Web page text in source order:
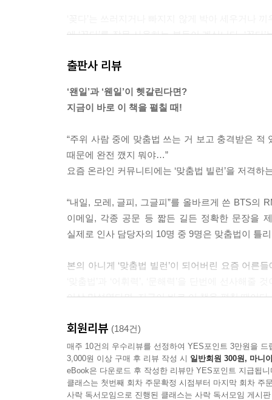
에 ‘꼽다’를 잘못 사용하는 분들이 계십니다. ‘꼽
다.
물건을 로켓처럼 배송해 주는 쇼핑몰이 있습니다
있는 ‘이날’을 뜻합니다. 오늘 밤 맥주 안주 삼으
니만 밤 열두 시가 넘었는데도 깜깜무소식입니다.
건 오늘 보내준다는 말이 아니라 입금이라는 특
---「“당일”(본문 108~2109쪽)」중에서
‘닦다’는 휘몰아서 나무란다는 뜻을 지니고 있답
밝혀 적어야 한다네요.
지금부터 음슴체로 쓰겠음. 인터넷 없이 못 사는
이 있다는 사실을 앎? 조금 전, 두 문장의 마지막을 ‘
어가는 말을 음슴체로 쓸 때는 ‘ㅁ’이 아닌 ‘ㄻ’
다’를 ‘삶’이라고 쓰는 걸 생각해 보면 그리 이상할
출판사 리뷰
‘왠일’과 ‘웬일’이 헷갈린다면?
지금이 바로 이 책을 펼칠 때!
“주위 사람 중에 맞춤법 쓰는 거 보고 충격받은 적
때문에 완전 깼지 뭐야…”
요즘 온라인 커뮤니티에는 ‘맞춤법 빌런’을 저격
“내일, 모레, 글피, 그글피”를 올바르게 쓴 BTS의
이메일, 각종 공문 등 짧든 길든 정확한 문장을
실제로 인사 담당자의 10명 중 9명은 맞춤법이 틀
본의 아니게 ‘맞춤법 빌런’이 되어버린 요즘 어른
이상 망설였다면, 지금이 바로 이 책을 펼칠 때이다.
어른의 맞춤법+어휘력+문해력을
쑥쑥 높여줄 최고의 전략서
세 줄이 넘는 글은 읽기가 싫다. ‘무운을 빈다’, ‘무
때 정확한 어휘가 잘 생각나지 않는다. 모두 맞
회원리뷰 (184건)
매주 10건의 우수리뷰를 선정하여 YES포인트 3만원을 드
3,000원 이상 구매 후 리뷰 작성 시 일반회원 300원, 마니
eBook은 다운로드 후 작성한 리뷰만 YES포인트 지급됩니
클래스는 첫번째 회차 주문확정 시점부터 마지막 회차 주
사락 독서모임으로 진행된 클래스는 사락 독서모임 게시